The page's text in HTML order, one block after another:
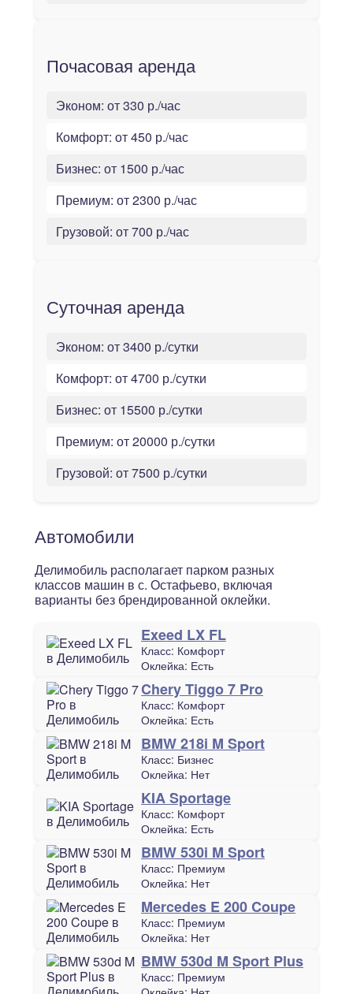
Почасовая аренда
Эконом: от 330 р./час
Комфорт: от 450 р./час
Бизнес: от 1500 р./час
Премиум: от 2300 р./час
Грузовой: от 700 р./час
Суточная аренда
Эконом: от 3400 р./сутки
Комфорт: от 4700 р./сутки
Бизнес: от 15500 р./сутки
Премиум: от 20000 р./сутки
Грузовой: от 7500 р./сутки
Автомобили
Делимобиль располагает парком разных
классов машин в с. Остафьево, включая
варианты без брендированной оклейки.
Exeed LX FL
Класс: Комфорт
Оклейка: Есть
Chery Tiggo 7 Pro
Класс: Комфорт
Оклейка: Есть
BMW 218i M Sport
Класс: Бизнес
Оклейка: Нет
KIA Sportage
Класс: Комфорт
Оклейка: Есть
BMW 530i M Sport
Класс: Премиум
Оклейка: Нет
Mercedes E 200 Coupe
Класс: Премиум
Оклейка: Нет
BMW 530d M Sport Plus
Класс: Премиум